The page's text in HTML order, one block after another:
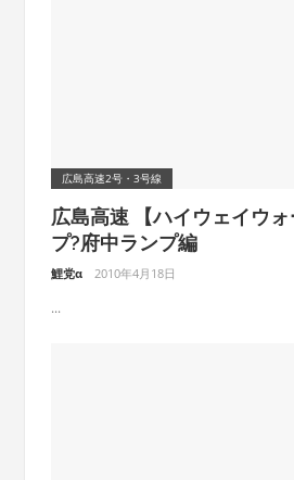
広島高速2号・3号線
広島高速 【ハイウェイウ
プ?府中ランプ編
鯉党α 2010年4月18日
...